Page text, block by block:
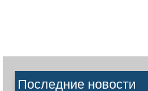
Последние новости